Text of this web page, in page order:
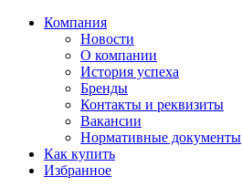
Компания
Новости
О компании
История успеха
Бренды
Контакты и реквизиты
Вакансии
Нормативные документы
Как купить
Избранное